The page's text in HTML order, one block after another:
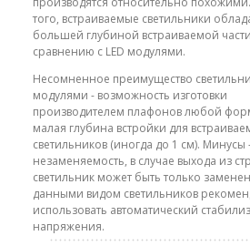
того, встраиваемые светильники
большей глубиной встраиваемой
сравнению с LED модулями.
Несомненное преимущество
модулями - возможность изготовки
производителем плафонов любой
малая глубина встройки для
светильников (иногда до 1 см). Минусы
незаменяемость, в случае выхода из
светильник может быть только
данными видом светильников
использовать автоматический
напряжения.